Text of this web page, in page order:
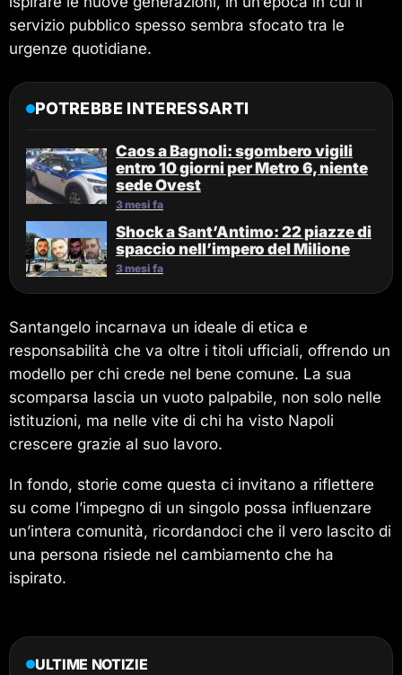
servizio pubblico spesso sembra sfocato tra le
urgenze quotidiane.
POTREBBE INTERESSARTI
Caos a Bagnoli: sgombero vigili
entro 10 giorni per Metro 6, niente
sede Ovest
3 mesi fa
Shock a Sant’Antimo: 22 piazze di
spaccio nell’impero del Milione
3 mesi fa
Santangelo incarnava un ideale di etica e
responsabilità che va oltre i titoli ufficiali, offrendo un
modello per chi crede nel bene comune. La sua
scomparsa lascia un vuoto palpabile, non solo nelle
istituzioni, ma nelle vite di chi ha visto Napoli
crescere grazie al suo lavoro.
In fondo, storie come questa ci invitano a riflettere
su come l’impegno di un singolo possa influenzare
un’intera comunità, ricordandoci che il vero lascito di
una persona risiede nel cambiamento che ha
ispirato.
ULTIME NOTIZIE